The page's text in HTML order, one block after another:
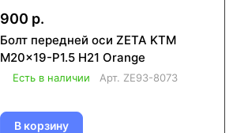
900 р.
Болт передней оси ZETA KTM
M20x19-P1.5 H21 Orange
Есть в наличии Арт. ZE93-8073
В корзину